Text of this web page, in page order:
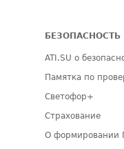
БЕЗОПАСНОСТЬ
ATI.SU о
Памятка по
Светофор+
Страхование
О формировании